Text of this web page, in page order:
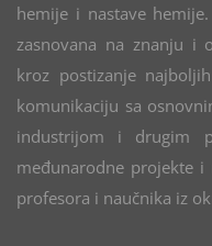
hemije i nastave
zasnovana na znanju i
kroz postizanje
komunikaciju sa
industrijom i drugim
međunarodne projekte
profesora i naučnika iz